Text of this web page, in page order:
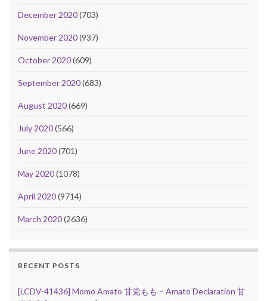
December 2020(703)
November 2020(937)
October 2020(609)
September 2020(683)
August 2020(669)
July 2020(566)
June 2020(701)
May 2020(1078)
April 2020(9714)
March 2020(2636)
RECENT POSTS
[LCDV-41436] Momo Amato 甘党もも – Amato Declaration 甘